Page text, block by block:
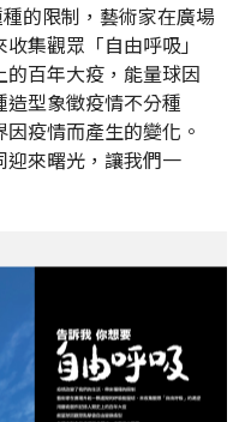
的限制，藝術家在廣場
集觀眾「自由呼吸」
百年大疫，能量球因
型象徵疫情不分種
疫情而產生的變化。
迎來曙光，讓我們一